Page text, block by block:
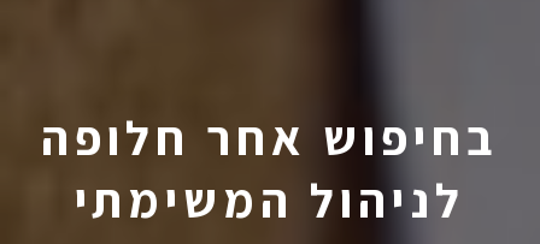
בחיפוש אחר חלופה
לניהול המשימתי